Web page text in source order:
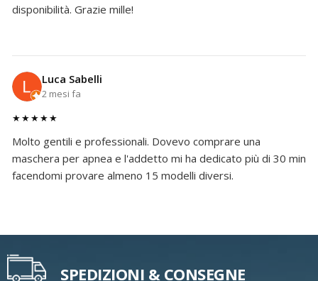
disponibilità. Grazie mille!
Luca Sabelli
2 mesi fa
★★★★★
Molto gentili e professionali. Dovevo comprare una
maschera per apnea e l'addetto mi ha dedicato più di 30 min
facendomi provare almeno 15 modelli diversi.
SPEDIZIONI & CONSEGNE